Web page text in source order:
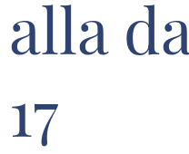
alla
17